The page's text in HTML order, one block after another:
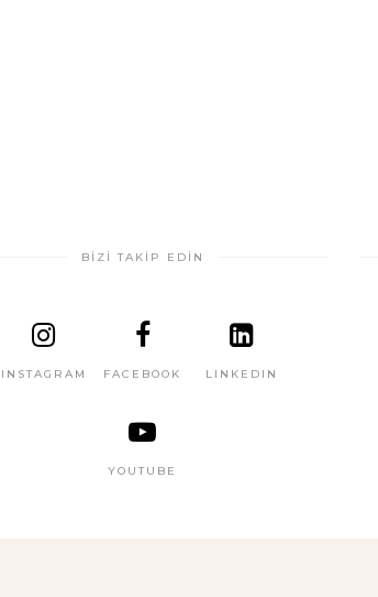
BİZİ TAKİP EDİN
INSTAGRAM FACEBOOK
YOUTUBE
LINKEDIN